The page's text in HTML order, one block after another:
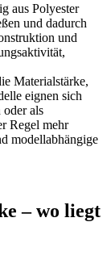
aus Polyester
und dadurch
und
Materialstärke,
eignen sich
oder als
Regel mehr
modellabhängige
– wo liegt